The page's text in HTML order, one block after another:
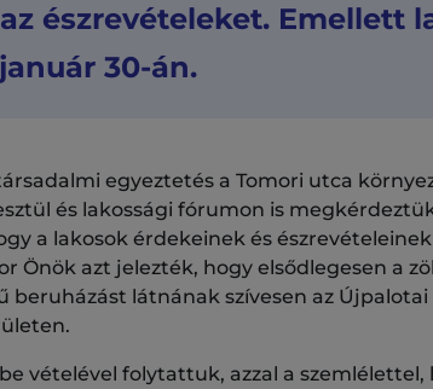
észrevételeket. Emellett
30-án.
egyeztetés a Tomori utca
és lakossági fórumon is
a lakosok érdekeinek és
Önök azt jelezték, hogy elsődlegesen a
látnának szívesen az Újpalotai
vételével folytattuk, azzal a szemlélettel,